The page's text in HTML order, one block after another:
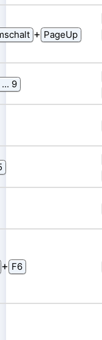
⁠+⁠ PageUp
... 9
⁠+⁠ F6